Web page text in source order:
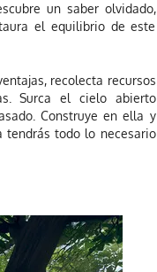
un saber olvidado,
el equilibrio de este
recolecta recursos
Surca el cielo abierto
Construye en ella y
tendrás todo lo necesario